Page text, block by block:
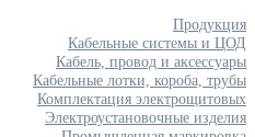
Продукция
Кабельные системы и ЦОД
Кабель, провод и аксессуары
Кабельные лотки, короба, трубы
Комплектация электрощитовых
Электроустановочные изделия